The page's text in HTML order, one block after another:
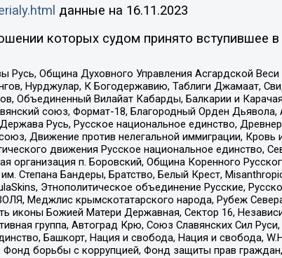
данные на 16.11.2023
которых судом принято вступившее
Община Духовного Управления Асгардской Веси
Нурджулар, К Богодержавию, Таблиги Джамаат,
Объединенный Вилайат Кабарды, Балкарии и
союз, Формат-18, Благородный Орден Дьявола,
Русь, Русское национальное единство,
Движение против нелегальной иммиграции, Кровь
движения Русское национальное единство,
организация п. Боровский, Община Коренного
Степана Бандеры, Братство, Белый Крест,
Этнополитическое объединение Русские,
Меджлис крымскотатарского народа, Рубеж
иконы Божией Матери Державная, Сектор 16,
группа, Автоград Крю, Союз Славянских Сил
Башкорт, Нация и свобода, Нация и свобода,
борьбы с коррупцией, Фонд защиты прав